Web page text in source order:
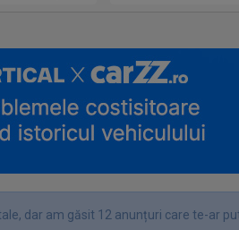
dar am găsit 12 anunțuri care te-ar